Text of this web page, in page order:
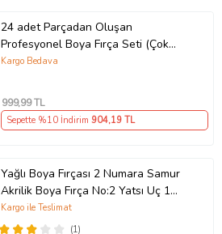
24 adet Parçadan Oluşan
Profesyonel Boya Fırça Seti (Çok
Renkli)
Kargo Bedava
999,99 TL
Sepette %10 İndirim 904,19 TL
Yağlı Boya Fırçası 2 Numara Samur
Akrilik Boya Fırça No:2 Yatsı Uç 1
Adet Yağlıboya Fırça (Bordo)
(1)
Kargo ile Teslimat